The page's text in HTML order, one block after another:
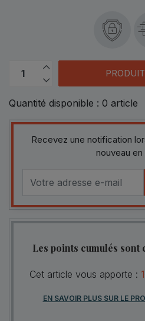
Quantité disponible : 0 article
Recevez une notification
nouveau
Les points cumulés
Cet article vous apporte :
EN SAVOIR PLUS SUR LE